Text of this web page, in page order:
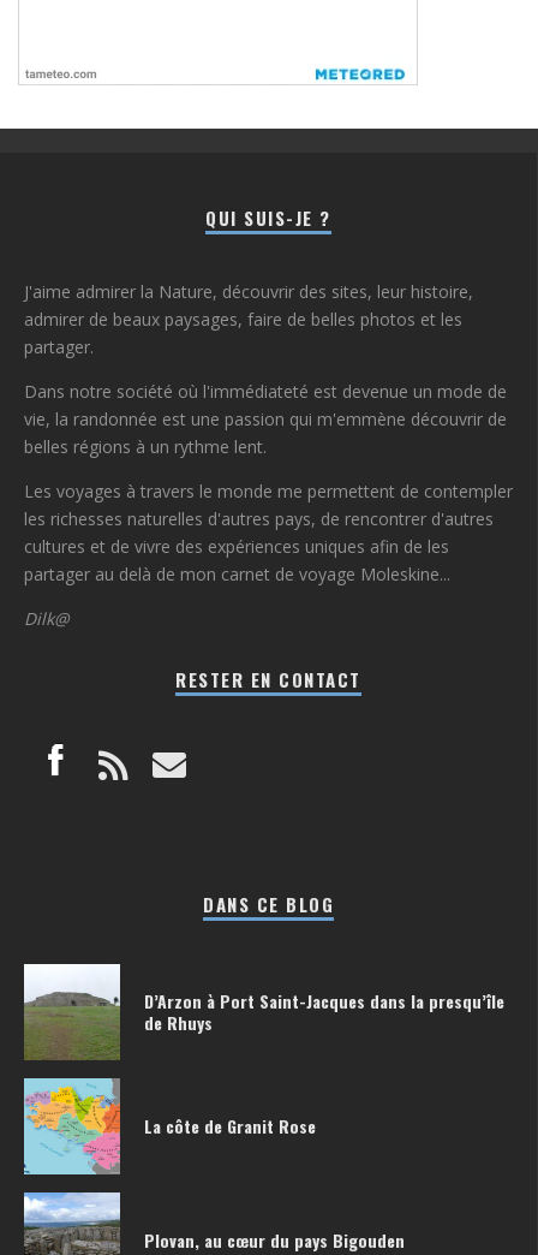
QUI SUIS-JE ?
J'aime admirer la Nature, découvrir des sites, leur histoire,
admirer de beaux paysages, faire de belles photos et les
partager.
Dans notre société où l'immédiateté est devenue un mode de
vie, la randonnée est une passion qui m'emmène découvrir de
belles régions à un rythme lent.
Les voyages à travers le monde me permettent de contempler
les richesses naturelles d'autres pays, de rencontrer d'autres
cultures et de vivre des expériences uniques afin de les
partager au delà de mon carnet de voyage Moleskine...
Dilk@
RESTER EN CONTACT
DANS CE BLOG
D’Arzon à Port Saint-Jacques dans la presqu’île
de Rhuys
La côte de Granit Rose
Plovan, au cœur du pays Bigouden